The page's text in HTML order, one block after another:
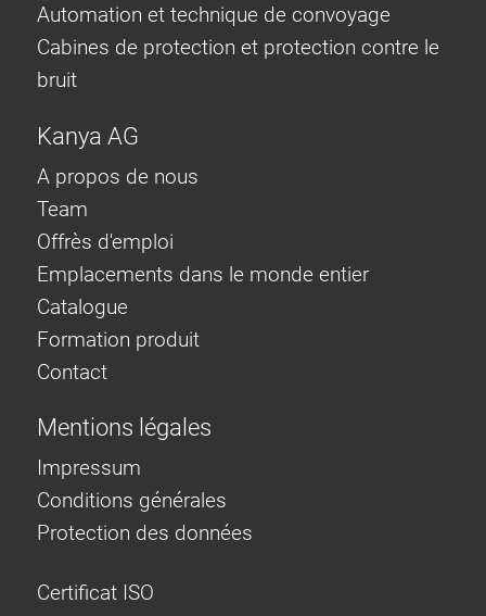
Automation et technique de convoyage
Cabines de protection et protection contre le
bruit
Kanya AG
A propos de nous
Team
Offrès d'emploi
Emplacements dans le monde entier
Catalogue
Formation produit
Contact
Mentions légales
Impressum
Conditions générales
Protection des données
Certificat ISO